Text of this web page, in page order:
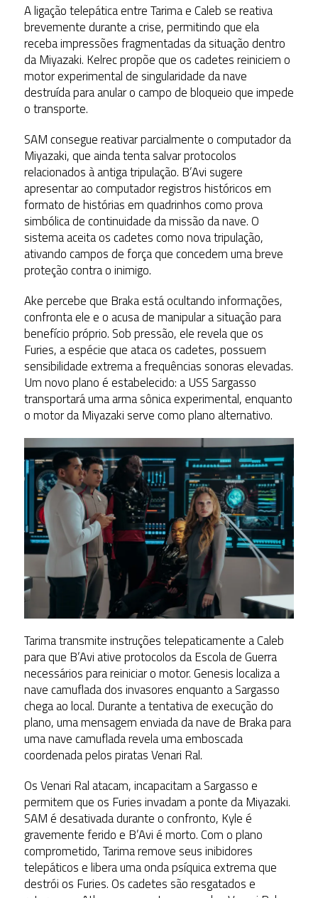
A ligação telepática entre Tarima e Caleb se reativa
brevemente durante a crise, permitindo que ela
receba impressões fragmentadas da situação dentro
da Miyazaki. Kelrec propõe que os cadetes reiniciem o
motor experimental de singularidade da nave
destruída para anular o campo de bloqueio que impede
o transporte.
SAM consegue reativar parcialmente o computador da
Miyazaki, que ainda tenta salvar protocolos
relacionados à antiga tripulação. B’Avi sugere
apresentar ao computador registros históricos em
formato de histórias em quadrinhos como prova
simbólica de continuidade da missão da nave. O
sistema aceita os cadetes como nova tripulação,
ativando campos de força que concedem uma breve
proteção contra o inimigo.
Ake percebe que Braka está ocultando informações,
confronta ele e o acusa de manipular a situação para
benefício próprio. Sob pressão, ele revela que os
Furies, a espécie que ataca os cadetes, possuem
sensibilidade extrema a frequências sonoras elevadas.
Um novo plano é estabelecido: a USS Sargasso
transportará uma arma sônica experimental, enquanto
o motor da Miyazaki serve como plano alternativo.
Tarima transmite instruções telepaticamente a Caleb
para que B’Avi ative protocolos da Escola de Guerra
necessários para reiniciar o motor. Genesis localiza a
nave camuflada dos invasores enquanto a Sargasso
chega ao local. Durante a tentativa de execução do
plano, uma mensagem enviada da nave de Braka para
uma nave camuflada revela uma emboscada
coordenada pelos piratas Venari Ral.
Os Venari Ral atacam, incapacitam a Sargasso e
permitem que os Furies invadam a ponte da Miyazaki.
SAM é desativada durante o confronto, Kyle é
gravemente ferido e B’Avi é morto. Com o plano
comprometido, Tarima remove seus inibidores
telepáticos e libera uma onda psíquica extrema que
destrói os Furies. Os cadetes são resgatados e